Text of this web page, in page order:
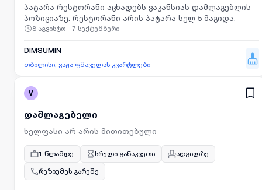
პატარა რესტორანი აცხადებს ვაკანსიას დამლაგებლის
პოზიციაზე. რესტორანი არის პატარა სულ 5 მაგიდა.
8 აგვისტო - 7 სექტემბერი
DIMSUMIN
თბილისი, ვაჟა ფშაველას კვარტლები
V
დამლაგებელი
ხელფასი არ არის მითითებული
1 წლამდე სრული განაკვეთი
ადგილზე
რეზიუმეს გარეშე